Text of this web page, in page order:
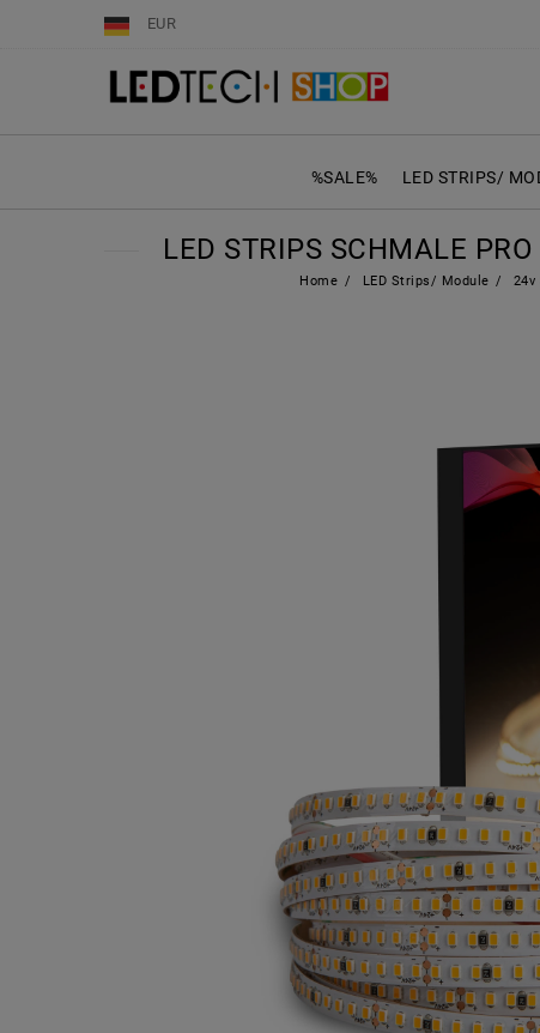
EUR
%SALE% LED STRIPS/
LED STRIPS SCHMALE
Home LED Strips/ Module 24v